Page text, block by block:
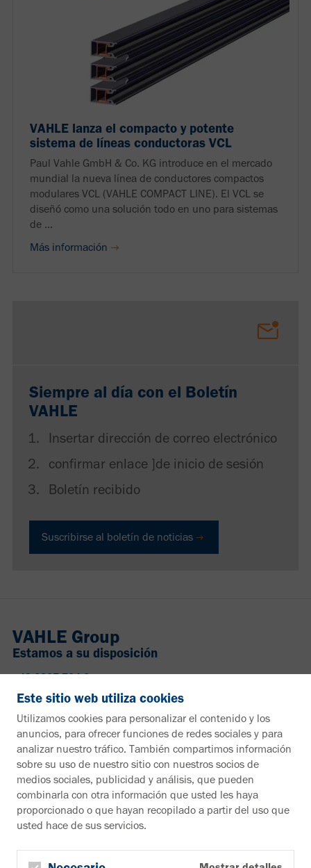
VAHLE lanza el compacto y potente
sistema de líneas conductoras VCL
Paul Vahle GmbH & Co. KG introduce en el mercado
mundial la nueva línea de conductores compactos
modulares VCL (VAHLE COMPACT LINE). El VCL se
diseñó como una solución todo en uno para sistemas
de ...
Más información
Siempre al día con el Boletín
VAHLE
Insertar dirección de correo electrónico
confirmar enlace ]de inicio de sesión
Boletín recibido
Suscribirse al boletín de noticias
VAHLE Group
Estamos a su disposición
+49 2307 704-0
info@vahle.de
Paul Vahle GmbH & Co. KG
Westicker Str. 52
59174 Kamen
Alemania
¿Desea más información?
Material informativo
A la zona de descargas
Boletín
Suscribirse al boletín de noticias
Este sitio web utiliza cookies
Utilizamos cookies para personalizar el contenido y los
anuncios, para ofrecer funciones de redes sociales y para
analizar nuestro tráfico. También compartimos información
sobre su uso de nuestro sitio con nuestros socios de
medios sociales, publicidad y análisis, que pueden
combinarla con otra información que usted les haya
proporcionado o que hayan recopilado a partir del uso que
usted hace de sus servicios.